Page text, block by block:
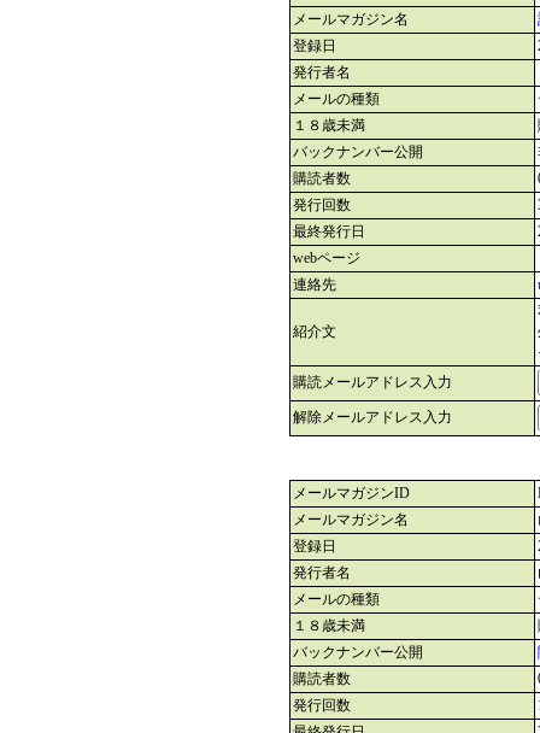
メールマガジン名
登録日
発行者名
メールの種類
１８歳未満
バックナンバー公開
購読者数
発行回数
最終発行日
webページ
連絡先
紹介文
購読メールアドレス入力
解除メールアドレス入力
メールマガジンID
メールマガジン名
登録日
発行者名
メールの種類
１８歳未満
バックナンバー公開
購読者数
発行回数